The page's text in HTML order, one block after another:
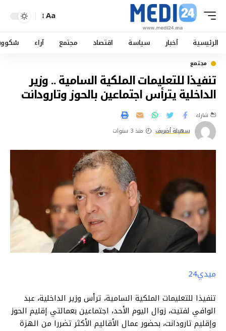
Aa
الرئيسية أخبار سياسة اقتصاد مجتمع آراء
مجتمع
تنفيذا للتعليمات الملكية السامية .. وزير
الداخلية يترأس اجتماعين بالحوز وتارودانت
سهيلة أضريف منذ 3 سنوات
شارك
ميدي24
تنفيذا للتعليمات الملكية السامية، ترأس وزير الداخلية، عبد
الوافي لفتيت، زوال اليوم الأحد، اجتماعين بعمالتي إقليم الحوز
وإقليم تارودانت، بحضور عمال الأقاليم الأكثر تضررا من الهزة